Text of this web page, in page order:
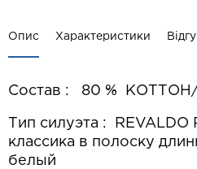
Опис Характеристики
Состав : 80 % КОТТОН/
Тип силуэта :
классика в полоску
белый